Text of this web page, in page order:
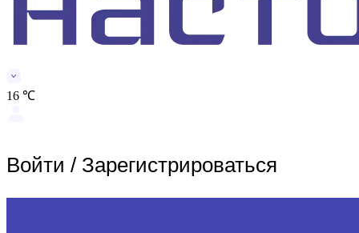
16 ℃
Войти / Зарегистрироваться